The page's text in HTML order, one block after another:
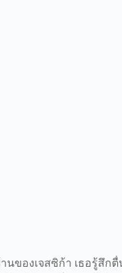
ของเจสซิก้า เธอรู้สึกตื่